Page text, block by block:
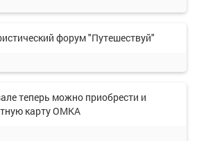
форум "Путешествуй"
теперь можно приобрести и
карту ОМКА